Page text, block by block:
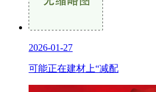
2026-01-27
可能正在建材上“减配